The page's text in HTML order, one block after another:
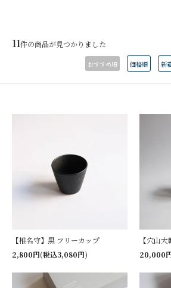
11件の商品が見つかりました
おすすめ順 価格順 新
【椎名守】黒 フリーカップ
2,800円(税込3,080円)
【穴山
20,000